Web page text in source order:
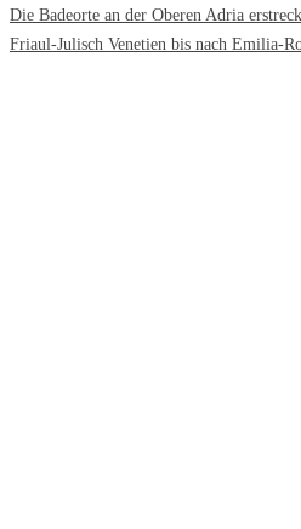
Die Badeorte an der Oberen Adria
Friaul-Julisch Venetien bis nach Emilia-